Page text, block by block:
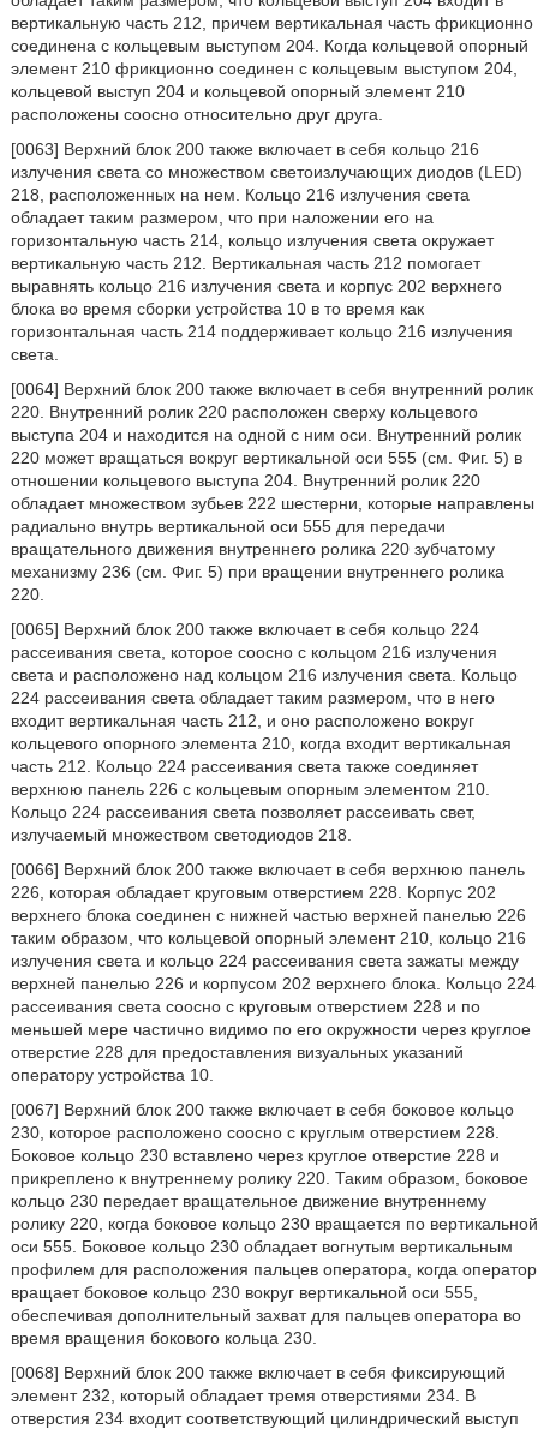
вертикальную часть 212, причем вертикальная часть фрикционно
соединена с кольцевым выступом 204. Когда кольцевой опорный
элемент 210 фрикционно соединен с кольцевым выступом 204,
кольцевой выступ 204 и кольцевой опорный элемент 210
расположены соосно относительно друг друга.
[0063] Верхний блок 200 также включает в себя кольцо 216
излучения света со множеством светоизлучающих диодов (LED)
218, расположенных на нем. Кольцо 216 излучения света
обладает таким размером, что при наложении его на
горизонтальную часть 214, кольцо излучения света окружает
вертикальную часть 212. Вертикальная часть 212 помогает
выравнять кольцо 216 излучения света и корпус 202 верхнего
блока во время сборки устройства 10 в то время как
горизонтальная часть 214 поддерживает кольцо 216 излучения
света.
[0064] Верхний блок 200 также включает в себя внутренний ролик
220. Внутренний ролик 220 расположен сверху кольцевого
выступа 204 и находится на одной с ним оси. Внутренний ролик
220 может вращаться вокруг вертикальной оси 555 (см. Фиг. 5) в
отношении кольцевого выступа 204. Внутренний ролик 220
обладает множеством зубьев 222 шестерни, которые направлены
радиально внутрь вертикальной оси 555 для передачи
вращательного движения внутреннего ролика 220 зубчатому
механизму 236 (см. Фиг. 5) при вращении внутреннего ролика
220.
[0065] Верхний блок 200 также включает в себя кольцо 224
рассеивания света, которое соосно с кольцом 216 излучения
света и расположено над кольцом 216 излучения света. Кольцо
224 рассеивания света обладает таким размером, что в него
входит вертикальная часть 212, и оно расположено вокруг
кольцевого опорного элемента 210, когда входит вертикальная
часть 212. Кольцо 224 рассеивания света также соединяет
верхнюю панель 226 с кольцевым опорным элементом 210.
Кольцо 224 рассеивания света позволяет рассеивать свет,
излучаемый множеством светодиодов 218.
[0066] Верхний блок 200 также включает в себя верхнюю панель
226, которая обладает круговым отверстием 228. Корпус 202
верхнего блока соединен с нижней частью верхней панелью 226
таким образом, что кольцевой опорный элемент 210, кольцо 216
излучения света и кольцо 224 рассеивания света зажаты между
верхней панелью 226 и корпусом 202 верхнего блока. Кольцо 224
рассеивания света соосно с круговым отверстием 228 и по
меньшей мере частично видимо по его окружности через круглое
отверстие 228 для предоставления визуальных указаний
оператору устройства 10.
[0067] Верхний блок 200 также включает в себя боковое кольцо
230, которое расположено соосно с круглым отверстием 228.
Боковое кольцо 230 вставлено через круглое отверстие 228 и
прикреплено к внутреннему ролику 220. Таким образом, боковое
кольцо 230 передает вращательное движение внутреннему
ролику 220, когда боковое кольцо 230 вращается по вертикальной
оси 555. Боковое кольцо 230 обладает вогнутым вертикальным
профилем для расположения пальцев оператора, когда оператор
вращает боковое кольцо 230 вокруг вертикальной оси 555,
обеспечивая дополнительный захват для пальцев оператора во
время вращения бокового кольца 230.
[0068] Верхний блок 200 также включает в себя фиксирующий
элемент 232, который обладает тремя отверстиями 234. В
отверстия 234 входит соответствующий цилиндрический выступ